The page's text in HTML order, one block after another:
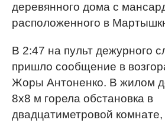
деревянного дома с
расположенного в
В 2:47 на пульт дежурного
пришло сообщение в
Жоры Антоненко. В жилом
8х8 м горела обстановка в
двадцатиметровой комнате,